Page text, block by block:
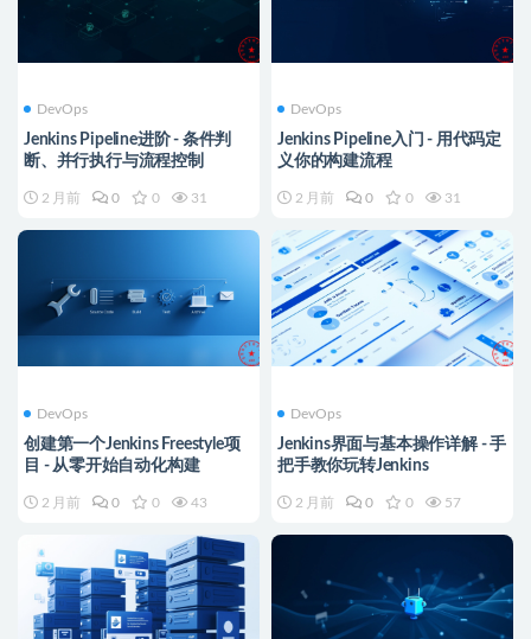
DevOps
Jenkins Pipeline进阶 - 条件判
断、并行执行与流程控制
2 月前 0 0 31
DevOps
Jenkins Pipeline入门 - 用代码定
义你的构建流程
2 月前 0 0 31
DevOps
创建第一个Jenkins Freestyle项
目 - 从零开始自动化构建
2 月前 0 0 43
DevOps
Jenkins界面与基本操作详解 - 手
把手教你玩转Jenkins
2 月前 0 0 57